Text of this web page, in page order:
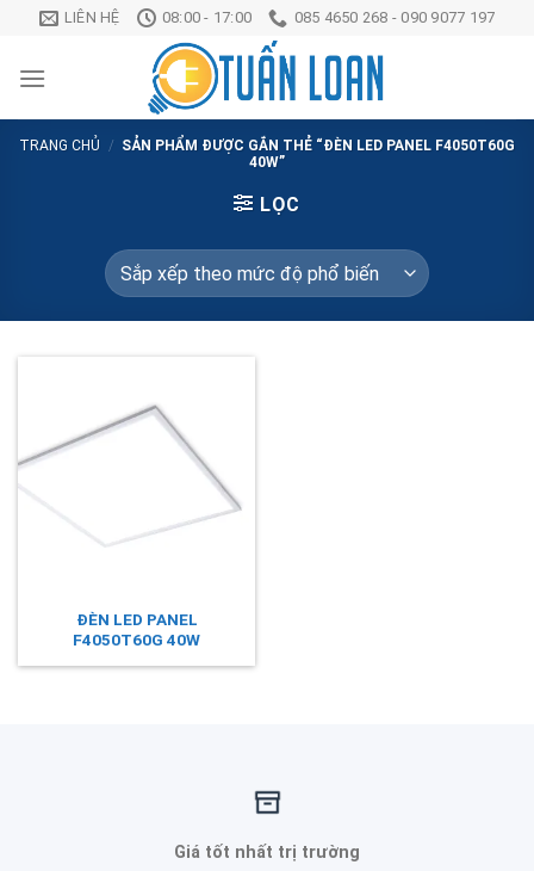
Chuyển
nội
LIÊN HỆ 08:00 - 17:00 085 4650 268 - 090 9077 197
TRANG CHỦ / SẢN PHẨM ĐƯỢC GẮN THẺ “ĐÈN LED PANEL F4050T60G
40W”
LỌC
ĐÈN LED PANEL
F4050T60G 40W
Giá tốt nhất trị trường